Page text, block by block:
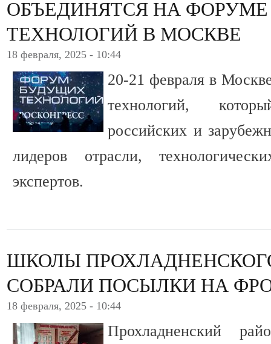
ОБЪЕДИНЯТСЯ НА
ТЕХНОЛОГИЙ В МОСКВЕ
18 февраля, 2025 - 10:44
20-21 февраля в
технологий,
российских и
лидеров отрасли,
экспертов.
ШКОЛЫ
СОБРАЛИ ПОСЫЛКИ НА
18 февраля, 2025 - 10:44
Прохладненский